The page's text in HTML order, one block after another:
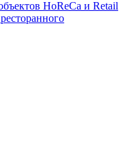
HoReCa и Retail